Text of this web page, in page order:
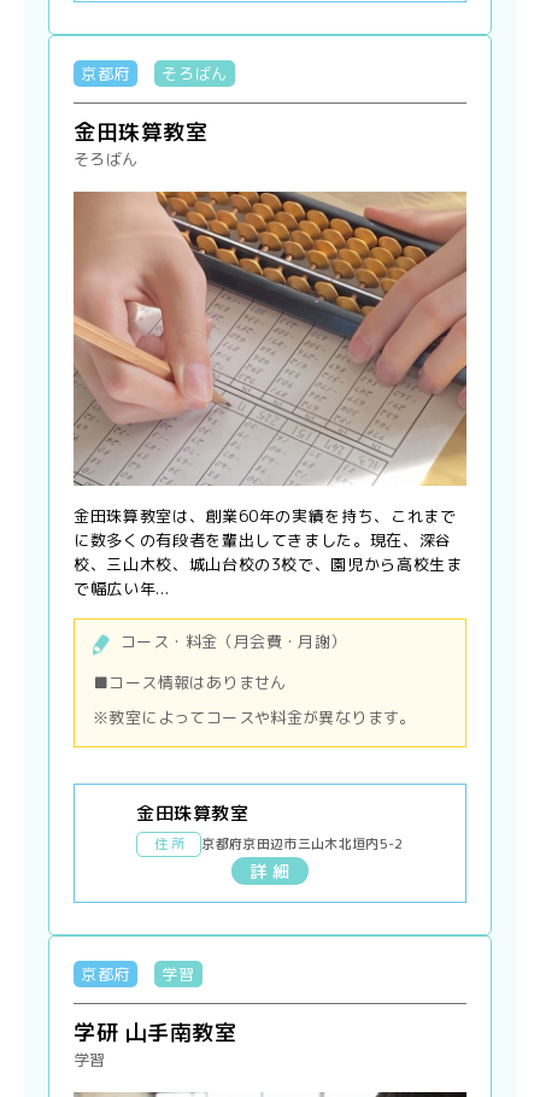
京都府 そろばん
金田珠算教室
そろばん
金田珠算教室は、創業60年の実績を持ち、これまで
に数多くの有段者を輩出してきました。現在、深谷
校、三山木校、城山台校の3校で、園児から高校生ま
で幅広い年...
コース・料金（月会費・月謝）
■コース情報はありません
※教室によってコースや料金が異なります。
金田珠算教室
住 所 京都府京田辺市三山木北垣内5-2
詳 細
京都府 学習
学研 山手南教室
学習